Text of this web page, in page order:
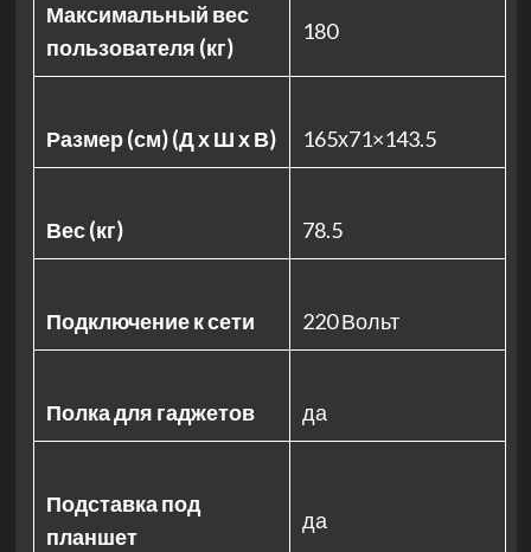
Максимальный вес
пользователя (кг)
180
Размер (см) (Д х Ш х В) 165х71×143.5
Вес (кг) 78.5
Подключение к сети 220 Вольт
Полка для гаджетов да
Подставка под
планшет
да